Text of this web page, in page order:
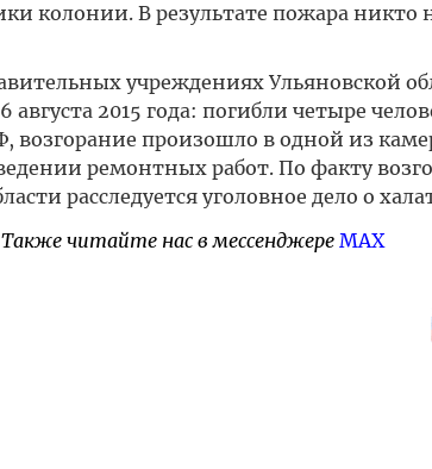
колонии. В результате пожара никто
учреждениях Ульяновской
2015 года: погибли четыре
произошло в одной из
ремонтных работ. По факту
расследуется уголовное дело о
читайте нас в мессенджере MAX